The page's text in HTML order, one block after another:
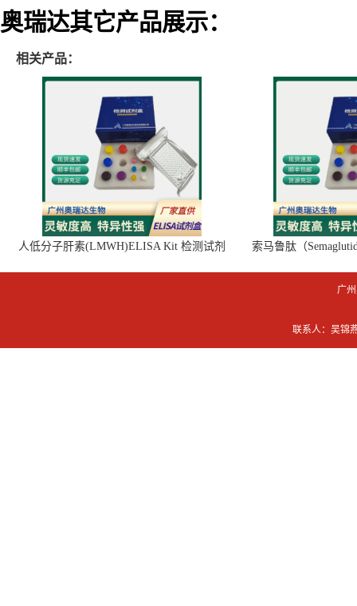
奥瑞达其它产品展示：
相关产品：
人低分子肝素(LMWH)ELISA Kit 检测试剂
索马鲁肽（
广
联系人：吴锦